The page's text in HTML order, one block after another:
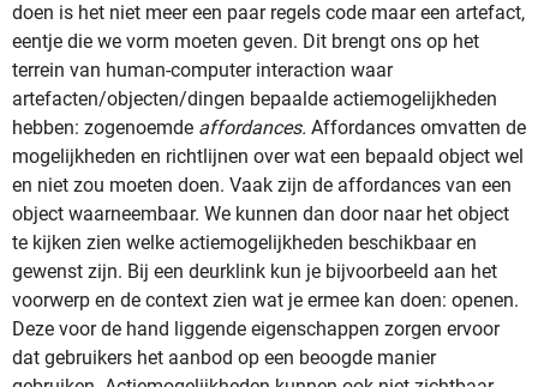
doen is het niet meer een paar regels code maar een artefact,
eentje die we vorm moeten geven. Dit brengt ons op het
terrein van human-computer interaction waar
artefacten/objecten/dingen bepaalde actiemogelijkheden
hebben: zogenoemde affordances. Affordances omvatten de
mogelijkheden en richtlijnen over wat een bepaald object wel
en niet zou moeten doen. Vaak zijn de affordances van een
object waarneembaar. We kunnen dan door naar het object
te kijken zien welke actiemogelijkheden beschikbaar en
gewenst zijn. Bij een deurklink kun je bijvoorbeeld aan het
voorwerp en de context zien wat je ermee kan doen: openen.
Deze voor de hand liggende eigenschappen zorgen ervoor
dat gebruikers het aanbod op een beoogde manier